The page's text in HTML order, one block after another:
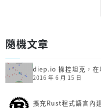
隨機文章
diep.io 操控坦克，在
2016 年 6 月 15 日
擴充Rust程式語言內